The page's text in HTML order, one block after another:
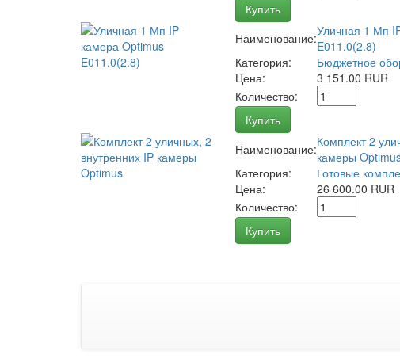
Купить
Наименование:Уличная 1 Мп
E011.0(2.8)
Категория:
Бюджетное
Цена:
3 151.00 RUR
Количество:
Купить
Наименование:Комплект 2
камеры
Категория:
Готовые
Цена:
26 600.00 RUR
Количество:
Купить